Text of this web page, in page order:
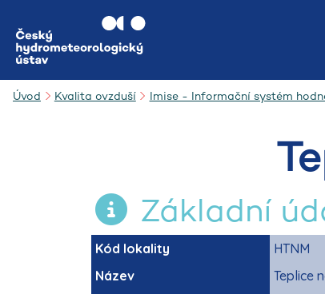
Úvod Kvalita ovzduší Imise - Informační systém
Základní
Kód lokality
HTNM
Název
Teplice